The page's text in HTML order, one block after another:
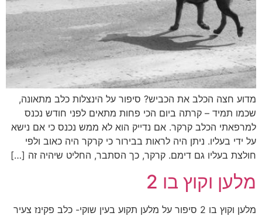
מדוע חצה הכלב את הכביש? סיפור על הינצלות כלב מתאונה,
שכמו תמיד – קרתה ביום הכי פחות מתאים לפני חודש נכנס
למרפאתי הכלב קרקר. אם נדייק הוא לא ממש נכנס כי אם נישא
על ידי בעליו. ניתן היה לראות בבירור כי קרקר היה כאוב ולפי
חולצת בעליו גם דימם. קרקר, כך הסתבר, החליט שיהיה זה […]
מלען וקוץ בו 2
מלען וקוץ בו 2 סיפור על מלען תקוע בעין שוקי- כלב פקינז צעיר